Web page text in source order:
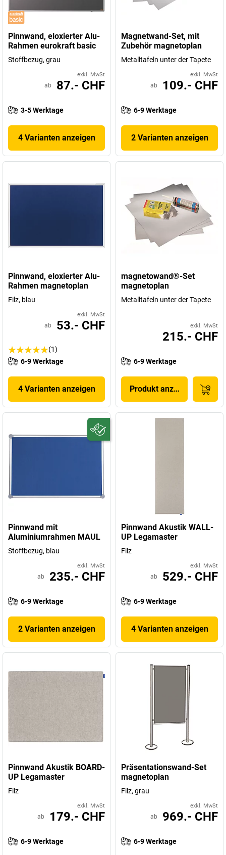
Pinnwand, eloxierter Alu-
Rahmen eurokraft basic
Stoffbezug, grau
exkl. MwSt
ab 87.- CHF
3-5 Werktage
4 Varianten anzeigen
Magnetwand-Set, mit
Zubehör magnetoplan
Metalltafeln unter der Tapete
exkl. MwSt
ab 109.- CHF
6-9 Werktage
2 Varianten anzeigen
Pinnwand, eloxierter Alu-
Rahmen magnetoplan
Filz, blau
exkl. MwSt
ab 53.- CHF
(1)
6-9 Werktage
4 Varianten anzeigen
magnetowand®-Set
magnetoplan
Metalltafeln unter der Tapete
exkl. MwSt
215.- CHF
6-9 Werktage
Produkt anzeigen
Pinnwand mit
Aluminiumrahmen MAUL
Stoffbezug, blau
exkl. MwSt
ab 235.- CHF
6-9 Werktage
2 Varianten anzeigen
Pinnwand Akustik WALL-
UP Legamaster
Filz
exkl. MwSt
ab 529.- CHF
6-9 Werktage
4 Varianten anzeigen
Pinnwand Akustik BOARD-
UP Legamaster
Filz
exkl. MwSt
ab 179.- CHF
6-9 Werktage
Präsentationswand-Set
magnetoplan
Filz, grau
exkl. MwSt
ab 969.- CHF
6-9 Werktage